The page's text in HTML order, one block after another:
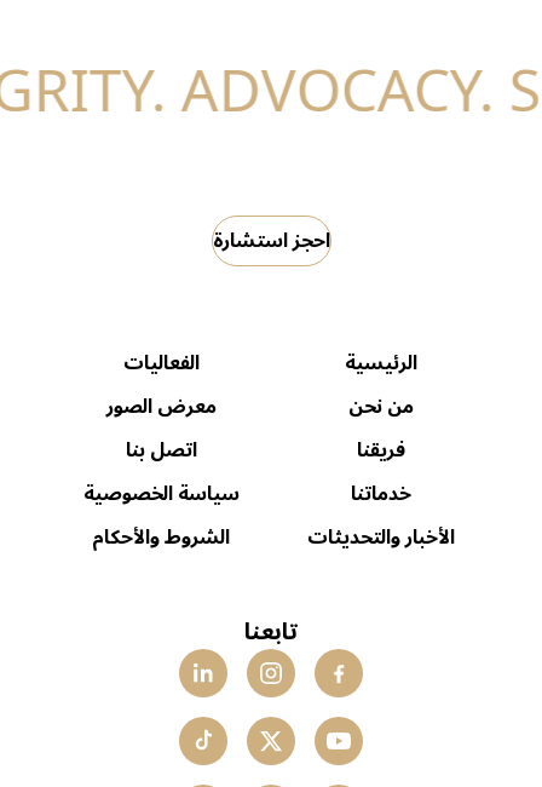
احجز استشارة
الرئيسية
من نحن
فريقنا
خدماتنا
الأخبار والتحديثات
الفعاليات
معرض الصور
اتصل بنا
سياسة الخصوصية
الشروط والأحكام
تابعنا